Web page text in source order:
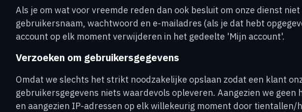
Als je om wat voor vreemde reden dan ook besluit om onze dienst
gebruikersnaam, wachtwoord en e-mailadres (als je dat hebt
account op elk moment verwijderen in het gedeelte 'Mijn account'.
Verzoeken om gebruikersgegevens
Omdat we slechts het strikt noodzakelijke opslaan zodat een klant
gebruikersgegevens niets waardevols opleveren. Aangezien we
en aangezien IP-adressen op elk willekeurig moment door